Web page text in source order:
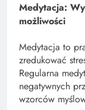
Medytacja:
możliwości
Medytacja to
zredukować
Regularna
negatywnych
wzorców